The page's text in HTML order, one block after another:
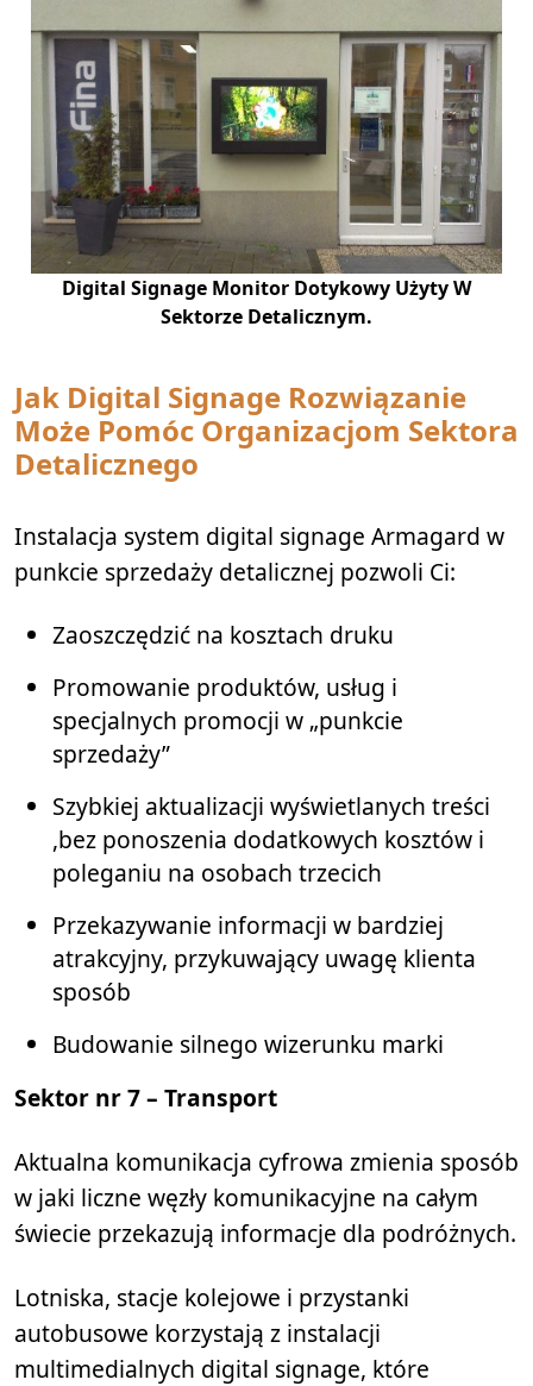
Digital Signage Monitor Dotykowy Użyty W
Sektorze Detalicznym.
Jak Digital Signage Rozwiązanie
Może Pomóc Organizacjom Sektora
Detalicznego
Instalacja system digital signage Armagard w
punkcie sprzedaży detalicznej pozwoli Ci:
Zaoszczędzić na kosztach druku
Promowanie produktów, usług i
specjalnych promocji w „punkcie
sprzedaży”
Szybkiej aktualizacji wyświetlanych treści
,bez ponoszenia dodatkowych kosztów i
poleganiu na osobach trzecich
Przekazywanie informacji w bardziej
atrakcyjny, przykuwający uwagę klienta
sposób
Budowanie silnego wizerunku marki
Sektor nr 7 – Transport
Aktualna komunikacja cyfrowa zmienia sposób
w jaki liczne węzły komunikacyjne na całym
świecie przekazują informacje dla podróżnych.
Lotniska, stacje kolejowe i przystanki
autobusowe korzystają z instalacji
multimedialnych digital signage, które